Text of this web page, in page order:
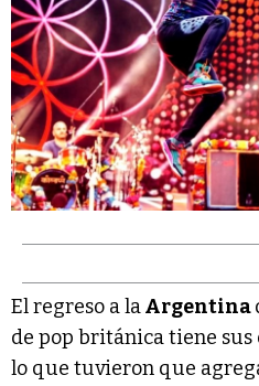
El regreso a laArgentina
de pop británica tiene sus
lo que tuvieron que